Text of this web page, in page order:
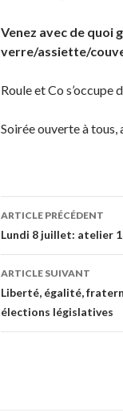
Venez avec de
verre/assiette/
Roule et Co s’occupe
Soirée ouverte à tous,
Navigation
de
l’article
ARTICLE PRÉCÉDENT
Lundi 8 juillet: atelier
ARTICLE SUIVANT
Liberté, égalité,
élections législatives